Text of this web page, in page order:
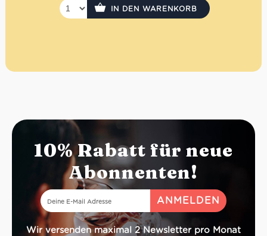
IN DEN WARENKORB
10% Rabatt für neue
Abonnenten!
Wir versenden maximal 2 Newsletter pro Monat